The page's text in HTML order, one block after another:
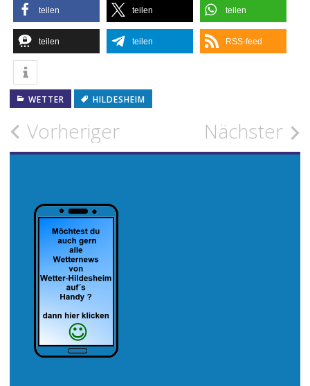
teilen teilen teilen
teilen teilen RSS-feed
WETTER HILDESHEIM
Beitragsnavigation
Vorheriger Nächster